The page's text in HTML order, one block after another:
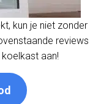
kun je niet zonder
reviews
aan!